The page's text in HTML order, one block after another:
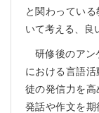
と関わっている
いて考える、良
研修後のアン
における言語
徒の発信力を
発話や作文を